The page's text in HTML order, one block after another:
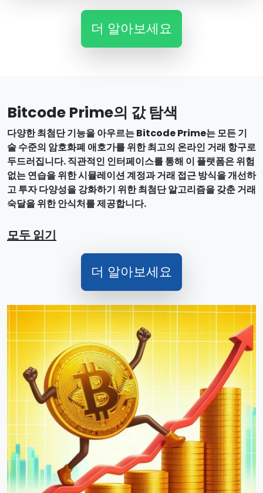
더 알아보세요
Bitcode Prime의 값 탐색
다양한 최첨단 기능을 아우르는 Bitcode Prime는 모든 기
술 수준의 암호화폐 애호가를 위한 최고의 온라인 거래 항구로
두드러집니다. 직관적인 인터페이스를 통해 이 플랫폼은 위험
없는 연습을 위한 시뮬레이션 계정과 거래 접근 방식을 개선하
고 투자 다양성을 강화하기 위한 최첨단 알고리즘을 갖춘 거래
숙달을 위한 안식처를 제공합니다.
모두 읽기
더 알아보세요